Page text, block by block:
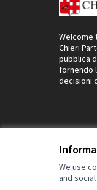
We use
and
Welcome
Chieri
pubblica
fornendo
decisioni